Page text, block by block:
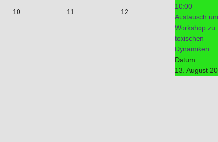
10 11 12
10:00
Austausch
Workshop zu
toxischen
Dynamiken
Datum :
13. August